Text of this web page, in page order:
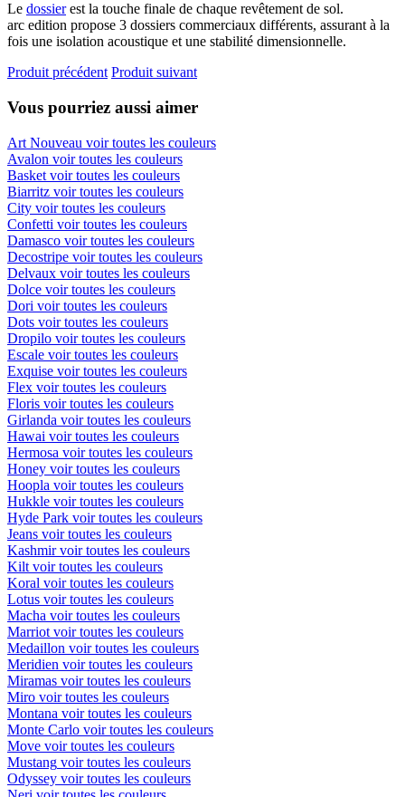
Le dossierest la touche finale de chaque revêtement de sol.
arc edition propose 3 dossiers commerciaux différents, assurant à la
fois une isolation acoustique et une stabilité dimensionnelle.
Produit précédent Produit suivant
Vous pourriez aussi aimer
Art Nouveau voir toutes les couleurs
Avalon voir toutes les couleurs
Basket voir toutes les couleurs
Biarritz voir toutes les couleurs
City voir toutes les couleurs
Confetti voir toutes les couleurs
Damasco voir toutes les couleurs
Decostripe voir toutes les couleurs
Delvaux voir toutes les couleurs
Dolce voir toutes les couleurs
Dori voir toutes les couleurs
Dots voir toutes les couleurs
Dropilo voir toutes les couleurs
Escale voir toutes les couleurs
Exquise voir toutes les couleurs
Flex voir toutes les couleurs
Floris voir toutes les couleurs
Girlanda voir toutes les couleurs
Hawai voir toutes les couleurs
Hermosa voir toutes les couleurs
Honey voir toutes les couleurs
Hoopla voir toutes les couleurs
Hukkle voir toutes les couleurs
Hyde Park voir toutes les couleurs
Jeans voir toutes les couleurs
Kashmir voir toutes les couleurs
Kilt voir toutes les couleurs
Koral voir toutes les couleurs
Lotus voir toutes les couleurs
Macha voir toutes les couleurs
Marriot voir toutes les couleurs
Medaillon voir toutes les couleurs
Meridien voir toutes les couleurs
Miramas voir toutes les couleurs
Miro voir toutes les couleurs
Montana voir toutes les couleurs
Monte Carlo voir toutes les couleurs
Move voir toutes les couleurs
Mustang voir toutes les couleurs
Odyssey voir toutes les couleurs